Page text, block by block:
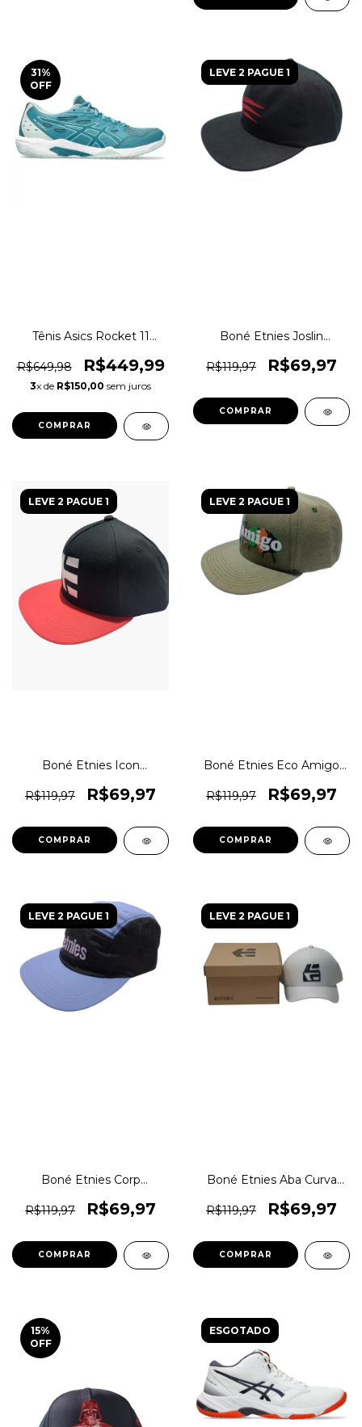
31%
OFF
Tênis Asics Rocket 11
Original 1magnus
R$649,98 R$449,99
3x de R$150,00 sem juros
COMPRAR
LEVE 2 PAGUE 1
Boné Etnies Joslin
Original 1magnus
R$119,97 R$69,97
COMPRAR
LEVE 2 PAGUE 1
Boné Etnies Icon
Original 1magnus
R$119,97 R$69,97
COMPRAR
LEVE 2 PAGUE 1
Boné Etnies Eco Amigo
1magnus
R$119,97 R$69,97
COMPRAR
LEVE 2 PAGUE 1
Boné Etnies Corp
1magnus
R$119,97 R$69,97
COMPRAR
LEVE 2 PAGUE 1
Boné Etnies Aba Curva
Ee0021 1magnus
R$119,97 R$69,97
COMPRAR
15%
OFF
ESGOTADO